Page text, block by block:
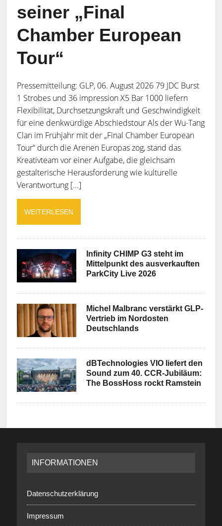
seiner „Final
Chamber European
Tour“
Pressemitteilung: GLP, 06. August 2026 79 JDC Burst
1 Strobes und 36 impression X5 Bar 1000 liefern
Flexibilität, Durchsetzungskraft und Geschwindigkeit
für eine denkwürdige Abschiedstour Als der Wu-Tang
Clan im Frühjahr mit der „Final Chamber European
Tour“ durch die Arenen Europas zog, stand das
Kreativteam vor einer Aufgabe, die gleichsam
gestalterische Herausforderung wie kulturelle
Verantwortung [...]
WEITERLESEN
Infinity CHIMP G3 steht im
Mittelpunkt des ausverkauften
ParkCity Live 2026
Michel Malbranc verstärkt GLP-
Vertrieb im Nordosten
Deutschlands
dBTechnologies VIO liefert den
Sound zum 40. CCR-Jubiläum:
The BossHoss rockt Ramstein
INFORMATIONEN
Datenschutzerklärung
Impressum